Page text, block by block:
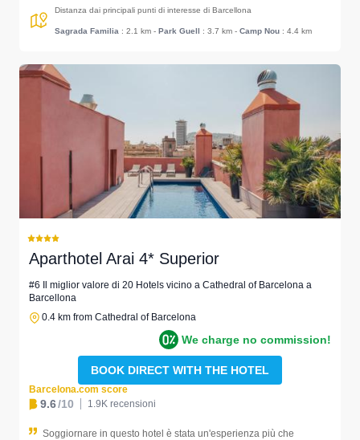
Distanza dai principali punti di interesse di Barcellona
Sagrada Familia : 2.1 km - Park Guell : 3.7 km - Camp Nou : 4.4 km
Aparthotel Arai 4* Superior
#6 Il miglior valore di 20 Hotels vicino a Cathedral of Barcelona a
Barcellona
0.4 km from Cathedral of Barcelona
We charge no commission!
BOOK DIRECT WITH THE HOTEL
Barcelona.com score
9.6/10 1.9K recensioni
Soggiornare in questo hotel è stata un'esperienza più che